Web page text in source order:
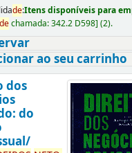
de:Itens disponíveis para
dechamada:342.2 D598] (2).
ao seu carrinho
dos
do